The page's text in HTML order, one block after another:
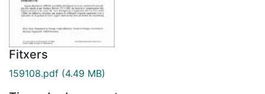
Fitxers
159108.pdf (4.49 MB)